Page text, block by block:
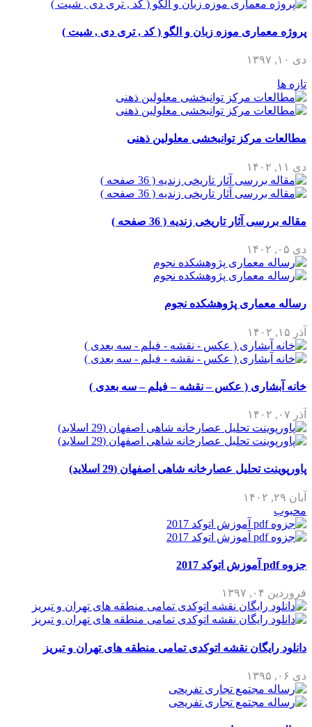
موزه زبان و الگو ( کد , تری دی , شیت )
توانبخشی معلولین ذهنی
تاریخی زندیه ( 36 صفحه )
پژوهشکده نجوم
( عکس – نقشه – فیلم – سه بعدی )
عصارخانه شاهی اصفهان (29 اسلاید)
نقشه اتوکدی تمامی منطقه های تهران و تبریز